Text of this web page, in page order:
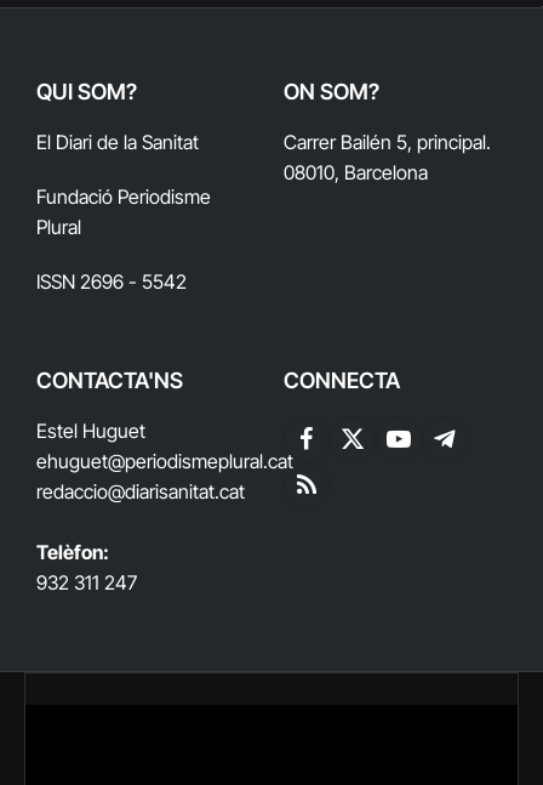
QUI SOM?
El Diari de la Sanitat
Fundació Periodisme
Plural
ISSN 2696 - 5542
ON SOM?
Carrer Bailén 5, principal.
08010, Barcelona
CONTACTA'NS
Estel Huguet
ehuguet@periodismeplural.cat
redaccio@diarisanitat.cat
Telèfon:
932 311 247
CONNECTA
Facebook
X
YouTubeTelegram
RSS